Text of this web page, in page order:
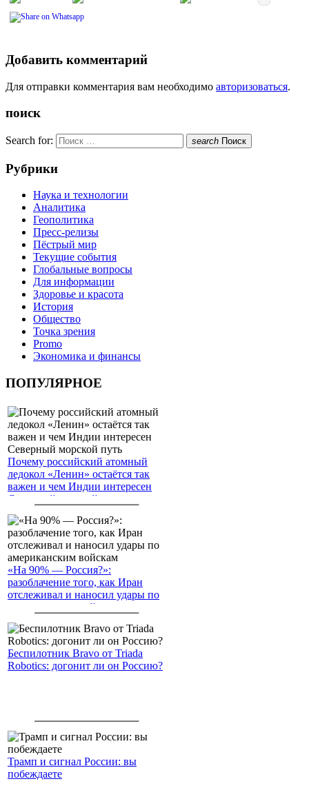
Добавить комментарий
Для отправки комментария вам необходимо авторизоваться.
поиск
Search for: search Поиск
Рубрики
Наука и технологии
Аналитика
Геополитика
Пресс-релизы
Пёстрый мир
Текущие события
Глобальные вопросы
Для информации
Здоровье и красота
История
Общество
Точка зрения
Promo
Экономика и финансы
ПОПУЛЯРНОЕ
Почему российский атомный
ледокол «Ленин» остаётся так
важен и чем Индии интересен
Северный морской путь
«На 90% — Россия?»:
разоблачение того, как Иран
отслеживал и наносил удары по
американским войскам
Беспилотник Bravo от Triada
Robotics: догонит ли он Россию?
Трамп и сигнал России: вы
побеждаете